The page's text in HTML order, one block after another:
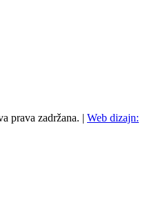
prava zadržana. | Web dizajn: